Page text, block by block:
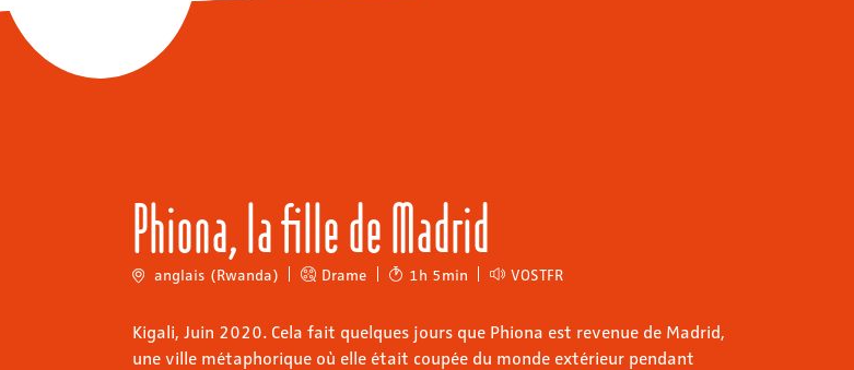
Phiona, la fille de Madrid
anglais (Rwanda) Drame 1h 5min VOSTFR
Kigali, Juin 2020. Cela fait quelques jours que Phiona est revenue de Madrid,
une ville métaphorique où elle était coupée du monde extérieur pendant